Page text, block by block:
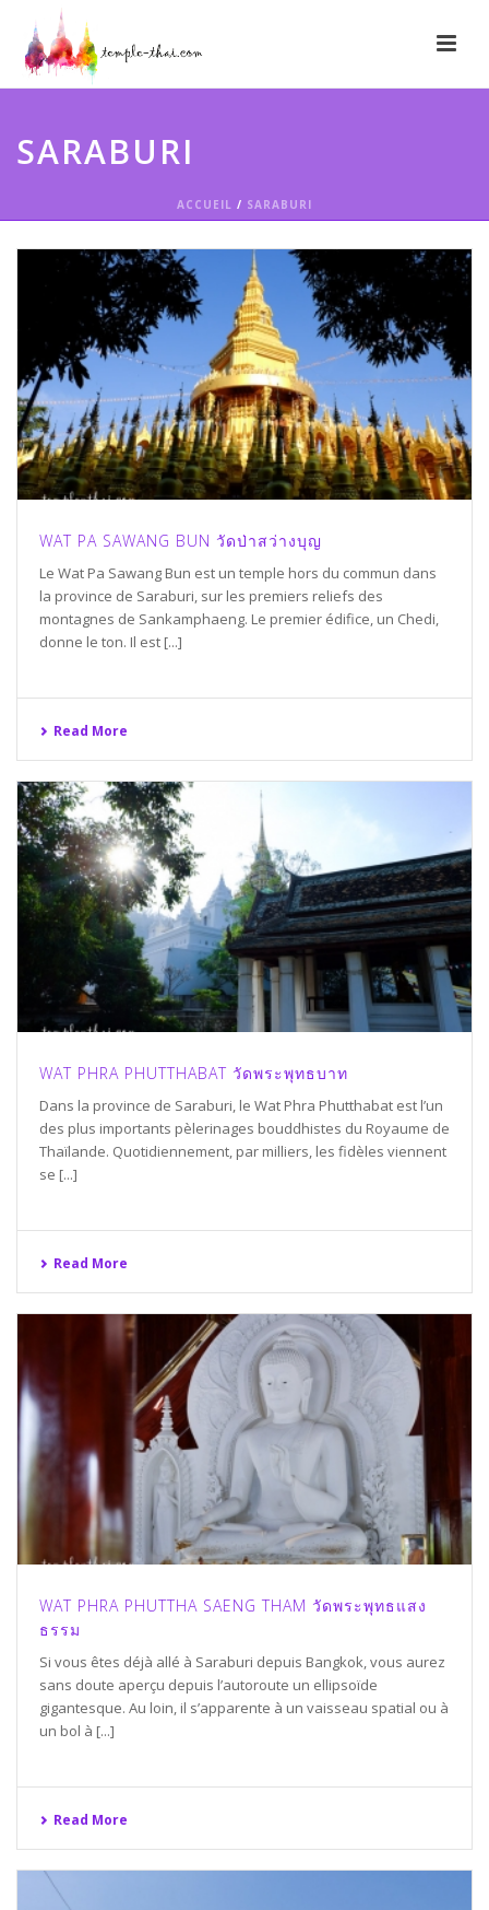
SARABURI
ACCUEIL / SARABURI
WAT PA SAWANG BUN วัดป่าสว่างบุญ
Le Wat Pa Sawang Bun est un temple hors du commun dans
la province de Saraburi, sur les premiers reliefs des
montagnes de Sankamphaeng. Le premier édifice, un Chedi,
donne le ton. Il est [...]
Read More
WAT PHRA PHUTTHABAT วัดพระพุทธบาท
Dans la province de Saraburi, le Wat Phra Phutthabat est l’un
des plus importants pèlerinages bouddhistes du Royaume de
Thaïlande. Quotidiennement, par milliers, les fidèles viennent
se [...]
Read More
WAT PHRA PHUTTHA SAENG THAM วัดพระพุทธแสง
ธรรม
Si vous êtes déjà allé à Saraburi depuis Bangkok, vous aurez
sans doute aperçu depuis l’autoroute un ellipsoïde
gigantesque. Au loin, il s’apparente à un vaisseau spatial ou à
un bol à [...]
Read More